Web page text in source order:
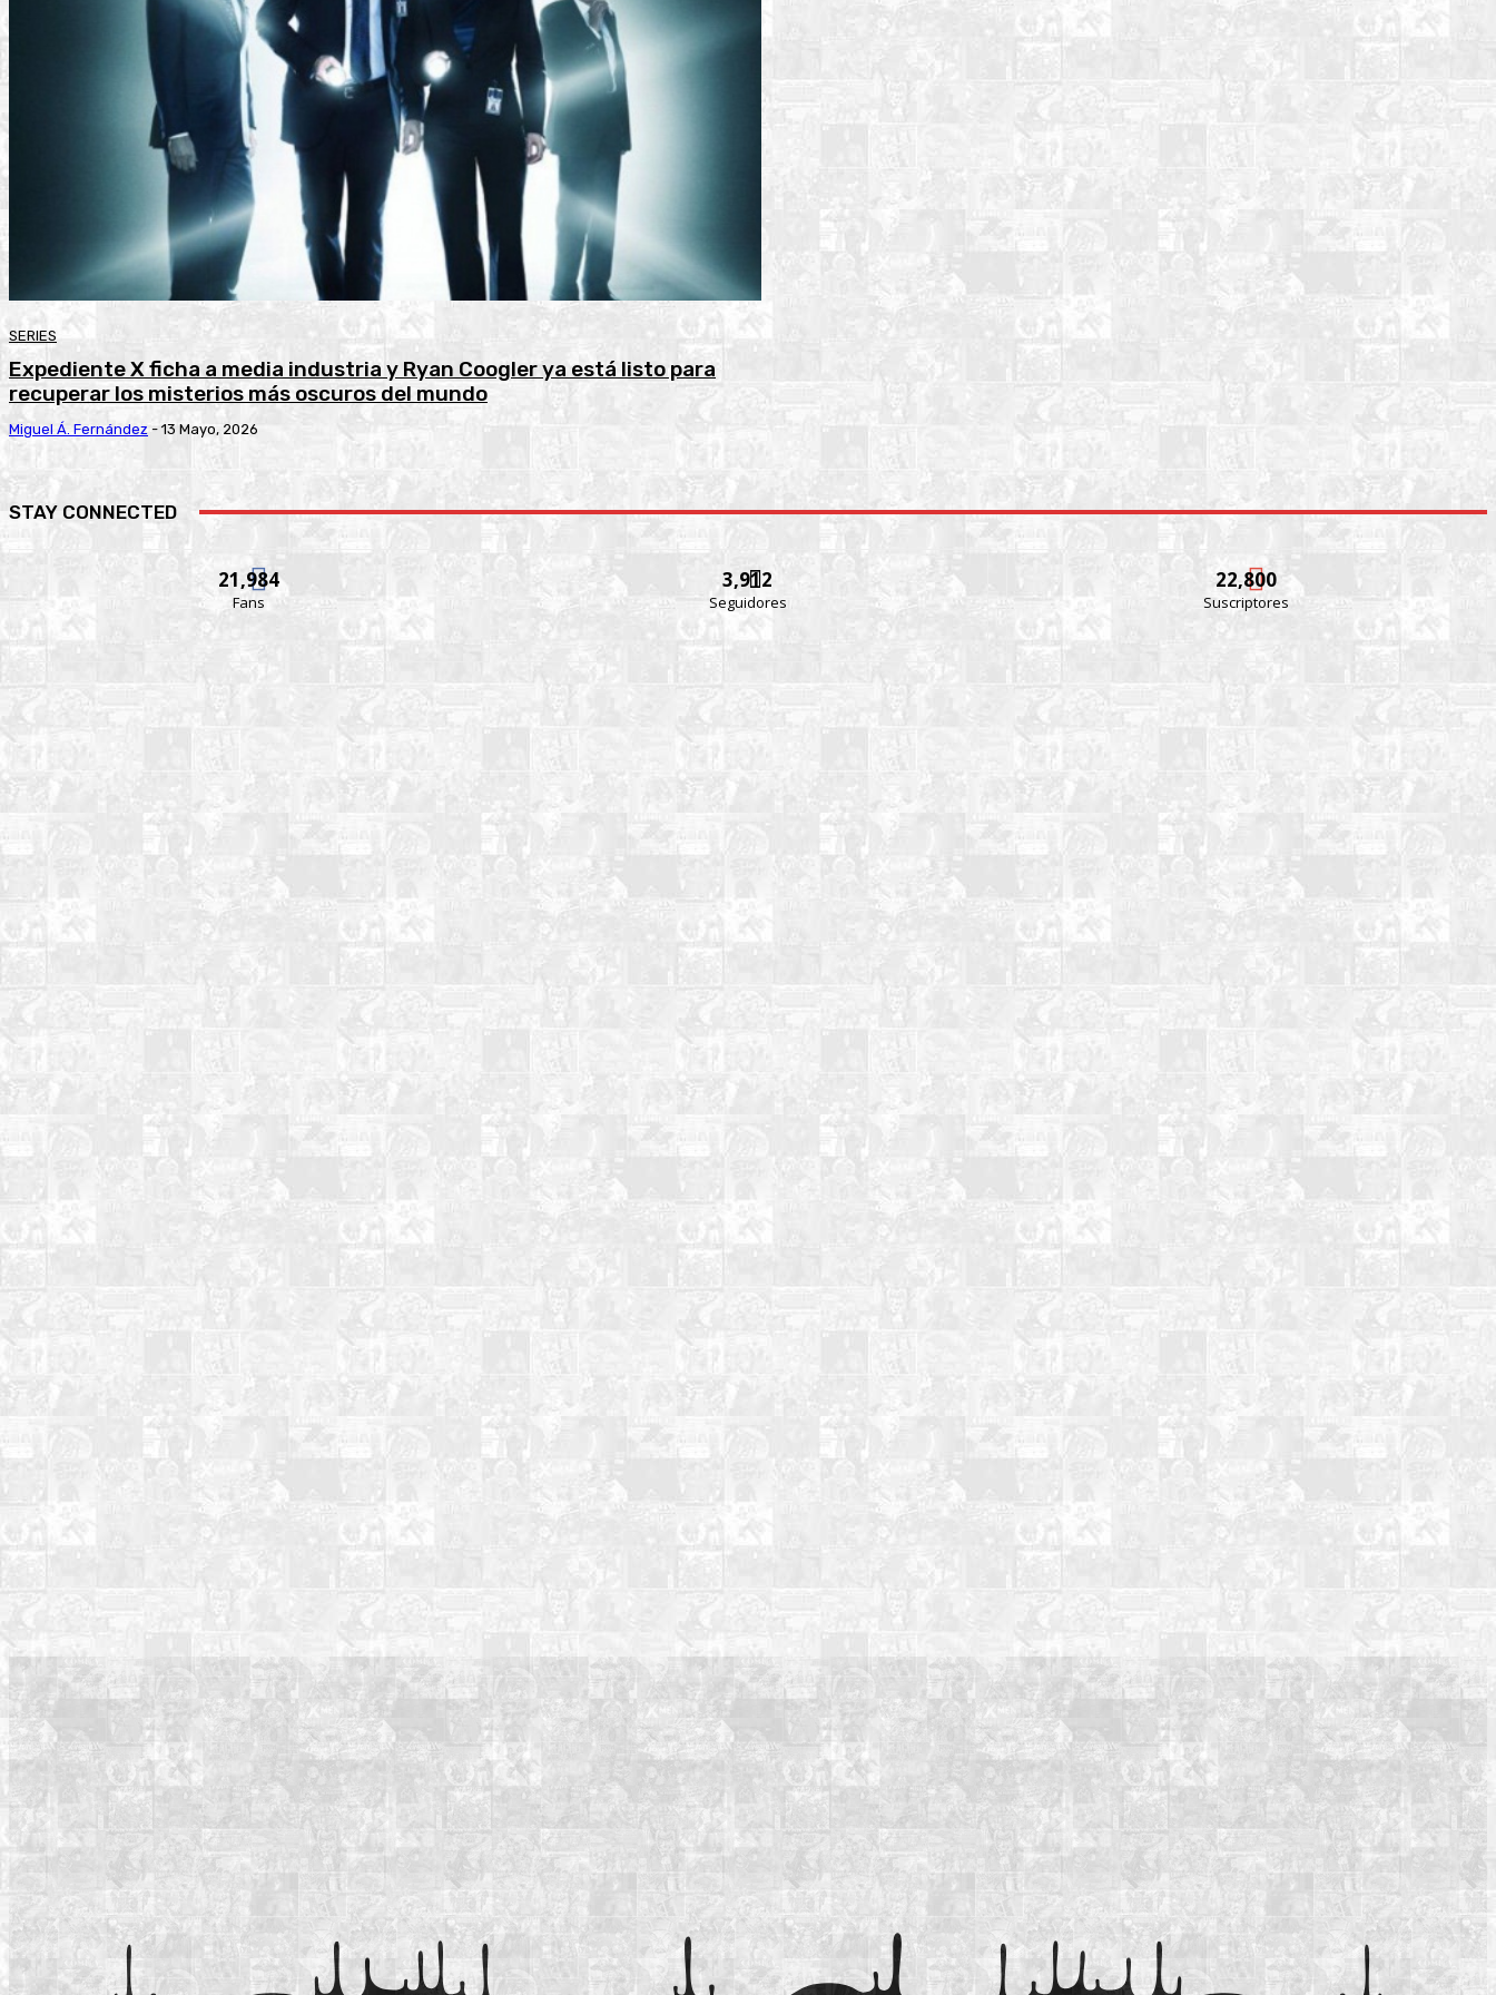
SERIES
Expediente X ficha a media industria y Ryan Coogler ya está listo para
recuperar los misterios más oscuros del mundo
Miguel Á. Fernández - 13 Mayo, 2026
STAY CONNECTED
21,984
Fans
3,912
Seguidores
22,800
Suscriptores